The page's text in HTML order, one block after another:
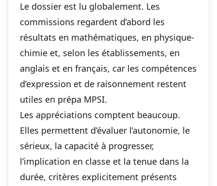
Le dossier est lu globalement. Les
commissions regardent d’abord les
résultats en mathématiques, en physique-
chimie et, selon les établissements, en
anglais et en français, car les compétences
d’expression et de raisonnement restent
utiles en prépa MPSI.
Les appréciations comptent beaucoup.
Elles permettent d’évaluer l’autonomie, le
sérieux, la capacité à progresser,
l’implication en classe et la tenue dans la
durée, critères explicitement présents